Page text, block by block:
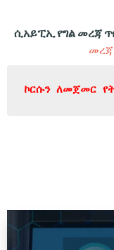
ሲአይፒኢ የግል መረጃ
ኮርሱን ለመጀመር